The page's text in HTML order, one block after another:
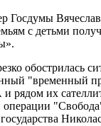
Госдумы
с детьми
обострилась
"временный
их
операции